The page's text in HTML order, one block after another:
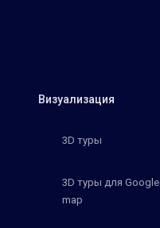
Визуализация
3D туры
3D туры для Google
map